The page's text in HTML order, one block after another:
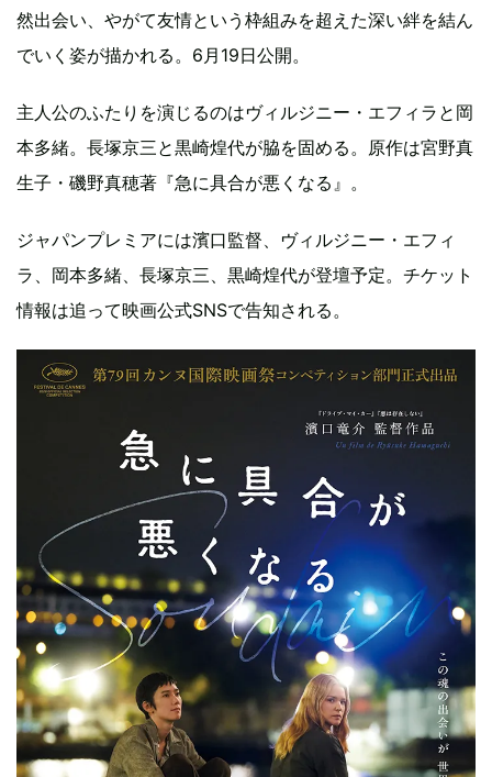
然出会い、やがて友情という枠組みを超えた深い絆を結ん
でいく姿が描かれる。6月19日公開。
主人公のふたりを演じるのはヴィルジニー・エフィラと岡
本多緒。長塚京三と黒崎煌代が脇を固める。原作は宮野真
生子・磯野真穂著『急に具合が悪くなる』。
ジャパンプレミアには濱口監督、ヴィルジニー・エフィ
ラ、岡本多緒、長塚京三、黒崎煌代が登壇予定。チケット
情報は追って映画公式SNSで告知される。